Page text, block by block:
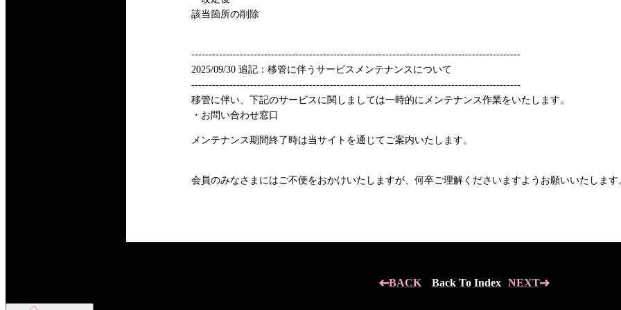
該当箇所の削除
-----------------------------------------------------------------------------------------------
2025/09/30 追記：移管に伴うサービスメンテナンスについて
-----------------------------------------------------------------------------------------------
移管に伴い、下記のサービスに関しましては一時的にメンテナンス作業をいたします。
・お問い合わせ窓口
メンテナンス期間終了時は当サイトを通じてご案内いたします。
会員のみなさまにはご不便をおかけいたしますが、何卒ご理解くださいますようお願いいたします
BACK Back To Index NEXT